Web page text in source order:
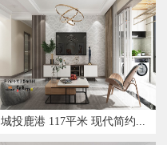
城投鹿港 117平米 现代简约...